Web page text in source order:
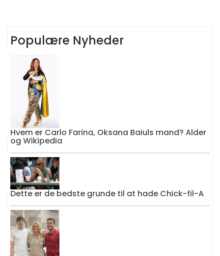
Populære Nyheder
Hvem er Carlo Farina, Oksana Baiuls mand? Alder
og Wikipedia
Dette er de bedste grunde til at hade Chick-fil-A